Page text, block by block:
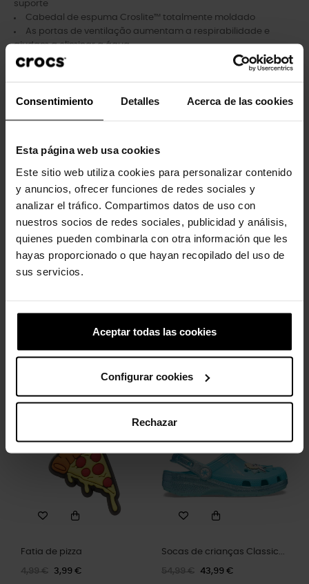
Consentimiento Detalles Acerca de las cookies
Esta página web usa cookies
Este sitio web utiliza cookies para personalizar contenido
y anuncios, ofrecer funciones de redes sociales y
analizar el tráfico. Compartimos datos de uso con
nuestros socios de redes sociales, publicidad y análisis,
quienes pueden combinarla con otra información que les
hayas proporcionado o que hayan recopilado del uso de
sus servicios.
Aceptar todas las cookies
Configurar cookies
Rechazar
suporte
Cabedal de espuma Croslite™ totalmente moldado
As portas de ventilação aumentam a respirabilidade e
ajudam a eliminar a água
Fácil de limpar e rápido de secar
Tiras Turbo ajustáveis ​​no calcanhar para um ajuste firme e
Personalizável com pingentes Jibbitz™
Clientes que compraram este
produto também compraram:
-20%
Sandálias de criança...
-20%
Tamancos infantis Classic K
44,90 € 35,92 €
Fatia de pizza
4,99 € 3,99 €
-20%
Socas de crianças Classic...
54,99 € 43,99 €